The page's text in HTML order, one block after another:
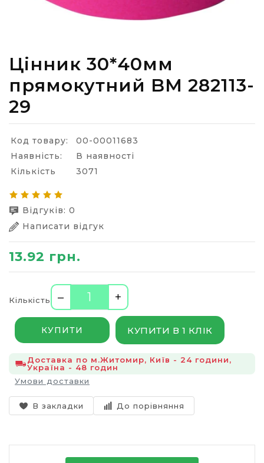
Цінник 30*40мм
прямокутний BM 282113-
29
Код товару:
00-00011683
Наявність:
В наявності
Кількість
3071
Відгуків: 0
Написати відгук
13.92 грн.
Кількість – +
КУПИТИ КУПИТИ В 1 КЛІК
Доставка по м.Житомир, Київ - 24 години,
Україна - 48 годин
Умови доставки
В закладки До порівняння